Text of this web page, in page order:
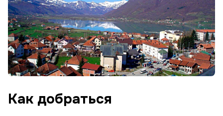
Как добраться